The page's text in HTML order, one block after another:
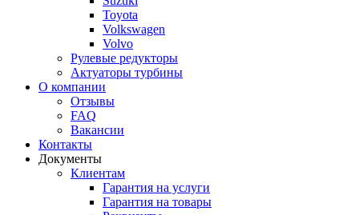
Toyota
Volkswagen
Volvo
Рулевые редукторы
Актуаторы турбины
О компании
Отзывы
FAQ
Вакансии
Контакты
Документы
Клиентам
Гарантия на услуги
Гарантия на товары